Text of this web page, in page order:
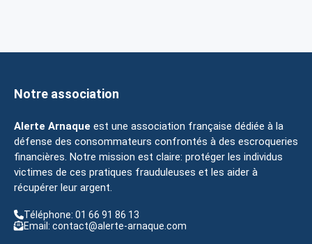
Notre association
Alerte Arnaque est une association française dédiée à la
défense des consommateurs confrontés à des escroqueries
financières. Notre mission est claire: protéger les individus
victimes de ces pratiques frauduleuses et les aider à
récupérer leur argent.
Téléphone: 01 66 91 86 13
Email: contact@alerte-arnaque.com